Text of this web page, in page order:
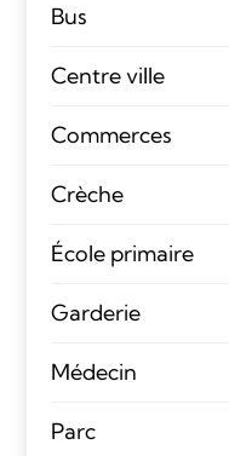
Bus
Centre ville
Commerces
Crèche
École primaire
Garderie
Médecin
Parc